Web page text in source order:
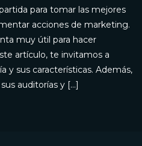
para tomar las mejores
acciones de marketing.
muy útil para hacer
artículo, te invitamos a
y sus características. Además,
auditorías y […]